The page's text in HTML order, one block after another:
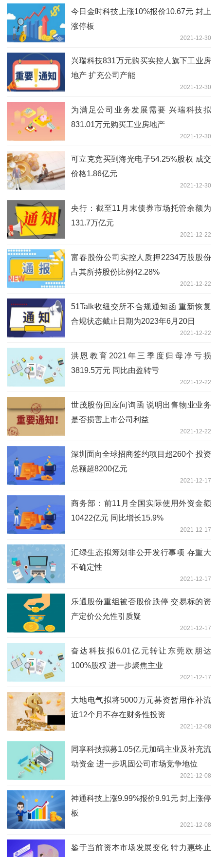
今日金时科技上涨10%报价10.67元 封上
涨停板
2021-12-30
兴瑞科技831万元购买实控人旗下工业房
地产 扩充公司产能
2021-12-30
为满足公司业务发展需要 兴瑞科技拟
831.01万元购买工业房地产
2021-12-30
可立克竞买到海光电子54.25%股权 成交
价格1.86亿元
2021-12-30
央行：截至11月末债券市场托管余额为
131.7万亿元
2021-12-22
富春股份公司实控人质押2234万股股份
占其所持股份比例42.28%
2021-12-22
51Talk收纽交所不合规通知函 重新恢复
合规状态截止日期为2023年6月20日
2021-12-22
洪恩教育2021年三季度归母净亏损
3819.5万元 同比由盈转亏
2021-12-22
世茂股份回应问询函 说明出售物业业务
是否损害上市公司利益
2021-12-22
深圳面向全球招商签约项目超260个 投资
总额超8200亿元
2021-12-17
商务部：前11月全国实际使用外资金额
10422亿元 同比增长15.9%
2021-12-17
汇绿生态拟筹划非公开发行事项 存重大
不确定性
2021-12-17
乐通股份重组被否股价跌停 交易标的资
产定价公允性引质疑
2021-12-17
奋达科技拟6.01亿元转让东莞欧朋达
100%股权 进一步聚焦主业
2021-12-17
大地电气拟将5000万元募资暂用作补流
近12个月不存在财务性投资
2021-12-08
同享科技拟募1.05亿元加码主业及补充流
动资金 进一步巩固公司市场竞争地位
2021-12-08
神通科技上涨9.99%报价9.91元 封上涨停
板
2021-12-08
鉴于当前资本市场发展变化 特力惠终止